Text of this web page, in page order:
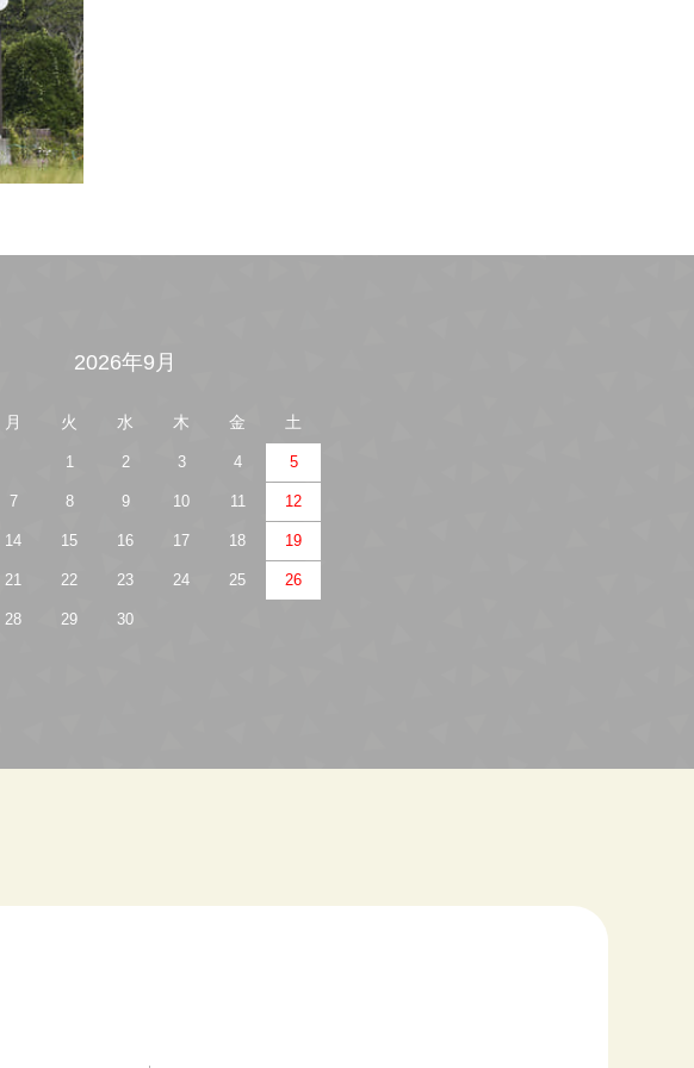
2026年9月
月 火 水 木 金 土
1 2 3 4 5
7 8 9 10 11 12
14 15 16 17 18 19
21 22 23 24 25 26
28 29 30